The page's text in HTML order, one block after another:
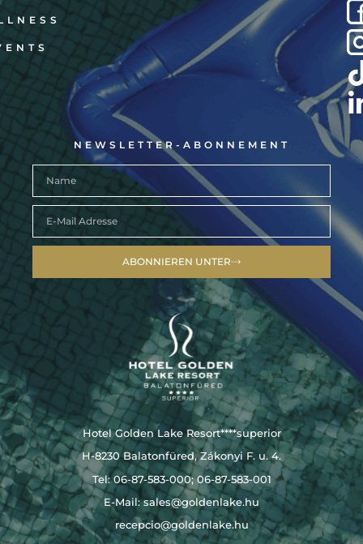
NEWSLETTER-ABONNEMENT
ABONNIEREN UNTER
Hotel Golden Lake Resort****superior
H-8230 Balatonfüred, Zákonyi F. u. 4.
Tel: 06-87-583-000; 06-87-583-001
E-Mail:sales@goldenlake.hu
recepcio@goldenlake.hu